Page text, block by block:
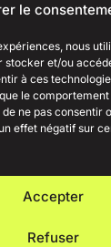
le
nous
stocker et/ou
à ces
le
ne pas consentir
effet négatif sur
Accepter
Refuser